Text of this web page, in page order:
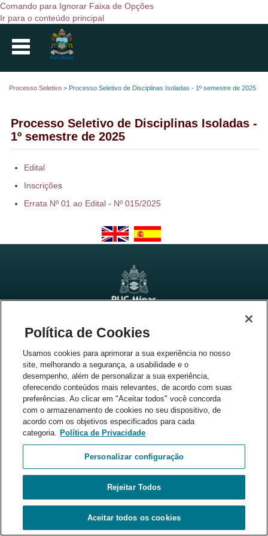
Comando para Ignorar Faixa de Opções
Ir para o conteúdo principal
Processo Seletivo > Processo Seletivo de Disciplinas Isoladas - 1º semestre de 2025
Processo Seletivo de Disciplinas Isoladas -
1º semestre de 2025
​Edital
Inscrições
Errata Nº 01 ao Edital - Nº 015/2025
Parceiros
Política de Cookies
Usamos cookies para aprimorar a sua experiência no nosso
site, melhorando a segurança, a usabilidade e o
desempenho, além de personalizar a sua experiência,
oferecendo conteúdos mais relevantes, de acordo com suas
preferências. Ao clicar em "Aceitar todos" você concorda
com o armazenamento de cookies no seu dispositivo, de
acordo com os objetivos especificados para cada
categoria. Política de Privacidade
Personalizar configuração
Rejeitar Todos
Aceitar todos os cookies